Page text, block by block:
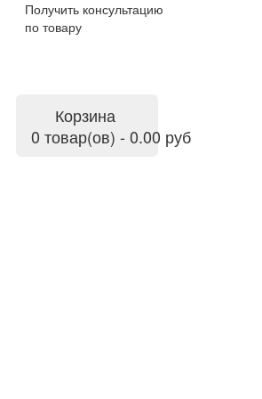
Получить консультацию
по товару
Корзина
0 товар(ов) - 0.00 руб